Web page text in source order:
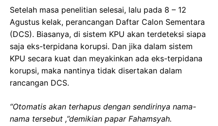
Setelah masa penelitian selesai, lalu pada 8 – 12
Agustus kelak, perancangan Daftar Calon Sementara
(DCS). Biasanya, di sistem KPU akan terdeteksi siapa
saja eks-terpidana korupsi. Dan jika dalam sistem
KPU secara kuat dan meyakinkan ada eks-terpidana
korupsi, maka nantinya tidak disertakan dalam
rancangan DCS.
“Otomatis akan terhapus dengan sendirinya nama-
nama tersebut ,”demikian papar Fahamsyah.